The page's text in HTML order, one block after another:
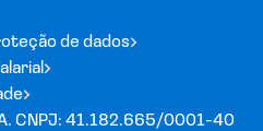
de dados
CNPJ: 41.182.665/0001-40